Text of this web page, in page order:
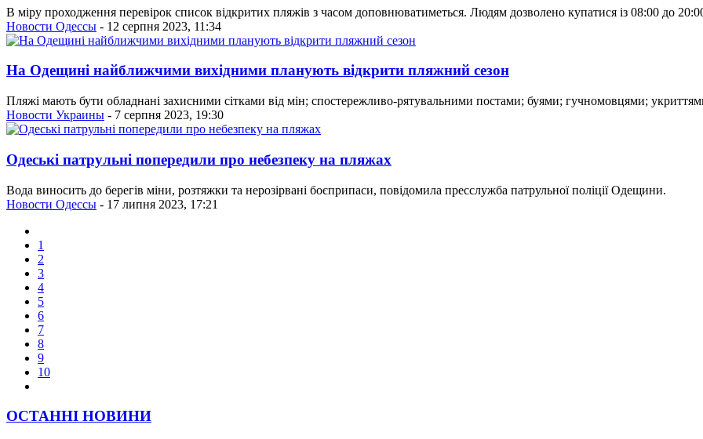
В міру проходження перевірок список відкритих пляжів з часом доповнюватиметься. Людям дозволено купатися із 08:00 до
Новости Одессы - 12 серпня 2023, 11:34
На Одещині найближчими вихідними планують відкрити пляжний сезон
Пляжі мають бути обладнані захисними сітками від мін; спостережливо-рятувальними постами; буями; гучномовцями;
Новости Украины - 7 серпня 2023, 19:30
Одеські патрульні попередили про небезпеку на пляжах
Вода виносить до берегів міни, розтяжки та нерозірвані боєприпаси, повідомила пресслужба патрульної поліції Одещини.
Новости Одессы - 17 липня 2023, 17:21
1
2
3
4
5
6
7
8
9
10
ОСТАННІ НОВИНИ